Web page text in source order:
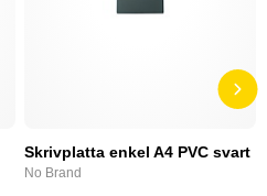
Skrivplatta enkel A4 PVC svart
No Brand